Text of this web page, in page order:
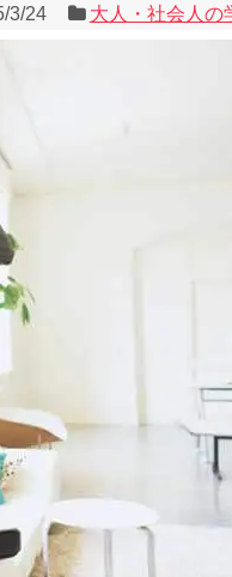
3/24 大人・社会人の